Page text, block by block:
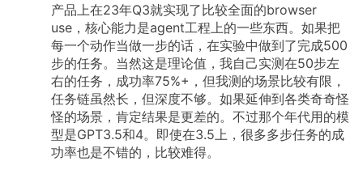
产品上在23年Q3就实现了比较全面的browser
use，核心能力是agent工程上的一些东西。如果把
每一个动作当做一步的话，在实验中做到了完成500
步的任务。当然这是理论值，我自己实测在50步左
右的任务，成功率75%+，但我测的场景比较有限，
任务链虽然长，但深度不够。如果延伸到各类奇奇怪
怪的场景，肯定结果是更差的。不过那个年代用的模
型是GPT3.5和4。即使在3.5上，很多多步任务的成
功率也是不错的，比较难得。